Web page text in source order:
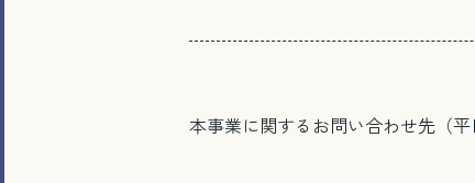
本事業に関するお問い合わせ先（平